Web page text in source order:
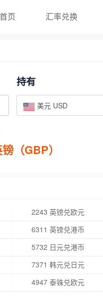
首页 汇率兑换
持有
美元 USD
（GBP）
2243 英镑兑欧元
6311 英镑兑港币
5732 日元兑港币
7371 韩元兑日元
4947 泰铢兑欧元